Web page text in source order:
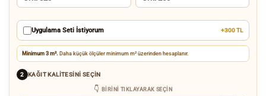
Uygulama Seti İstiyorum +300 TL
Minimum 3 m². Daha küçük ölçüler minimum m² üzerinden hesaplanır.
2 KAĞIT KALITESINI SEÇIN
BIRINI TIKLAYARAK SEÇIN